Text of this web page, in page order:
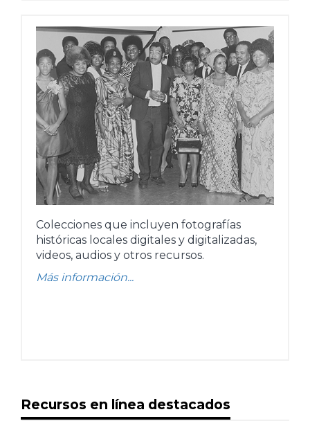
Colecciones que incluyen fotografías
históricas locales digitales y digitalizadas,
videos, audios y otros recursos.
Más información...
Recursos en línea destacados